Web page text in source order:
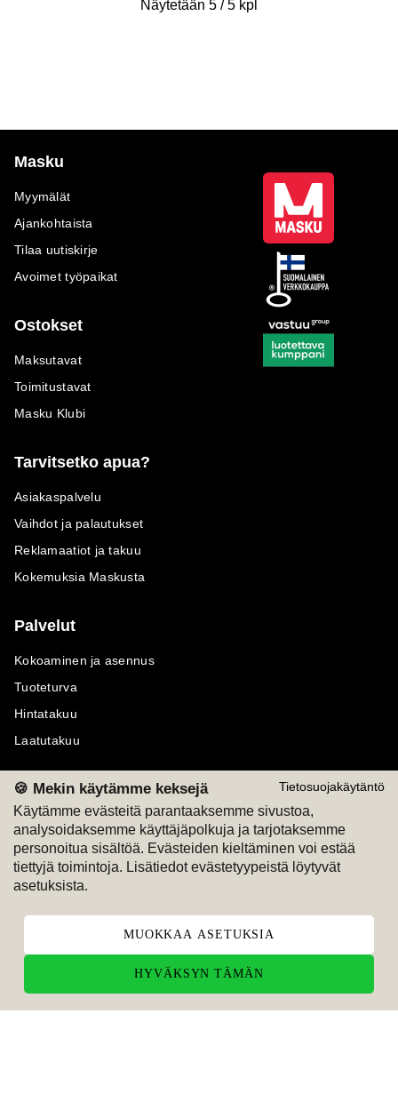
Tietosuojakäytäntö
🍪 Mekin käytämme keksejä
Käytämme evästeitä parantaaksemme sivustoa,
analysoidaksemme käyttäjäpolkuja ja tarjotaksemme
personoitua sisältöä. Evästeiden kieltäminen voi estää
tiettyjä toimintoja. Lisätiedot evästetyypeistä löytyvät
asetuksista.
MUOKKAA ASETUKSIA
HYVÄKSYN TÄMÄN
Näytetään 5 / 5 kpl
Masku
Myymälät
Ajankohtaista
Tilaa uutiskirje
Avoimet työpaikat
Ostokset
Maksutavat
Toimitustavat
Masku Klubi
Tarvitsetko apua?
Asiakaspalvelu
Vaihdot ja palautukset
Reklamaatiot ja takuu
Kokemuksia Maskusta
Palvelut
Kokoaminen ja asennus
Tuoteturva
Hintatakuu
Laatutakuu
Maksutavat
M
Seuraa meitä